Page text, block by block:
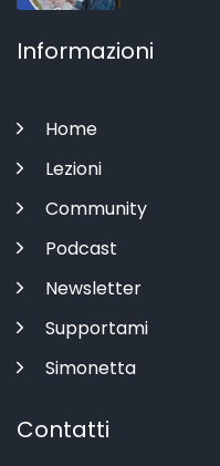
Informazioni
Home
Lezioni
Community
Podcast
Newsletter
Supportami
Simonetta
Contatti